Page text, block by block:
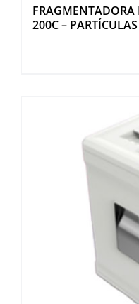
FRAGMENTADORA
200C – PARTÍCULAS